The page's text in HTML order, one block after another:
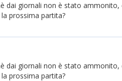
dai giornali non è stato
prossima partita?
dai giornali non è stato
prossima partita?